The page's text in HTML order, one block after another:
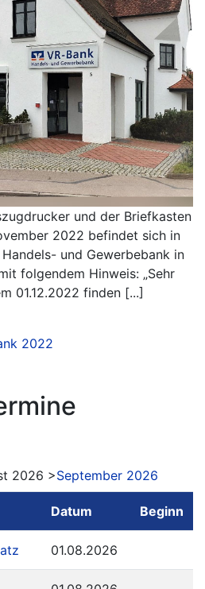
und der Briefkasten
2022 befindet sich in
und Gewerbebank in
folgendem Hinweis: „Sehr
01.12.2022 finden [...]
2022
2026 >September 2026
Datum Beginn
01.08.2026